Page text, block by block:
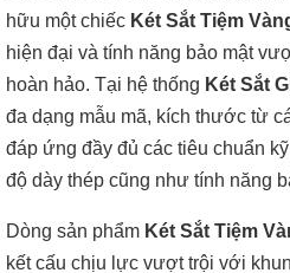
hữu một chiếc Két Sắt Tiệm
hiện đại và tính năng bảo mật
hoàn hảo. Tại hệ thống Két Sắt
đa dạng mẫu mã, kích thước từ
đáp ứng đầy đủ các tiêu chuẩn
độ dày thép cũng như tính năng
Dòng sản phẩm Két Sắt Tiệm
kết cấu chịu lực vượt trội với